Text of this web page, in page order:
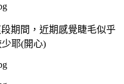
期間，近期感覺睫毛似乎
耶(開心)